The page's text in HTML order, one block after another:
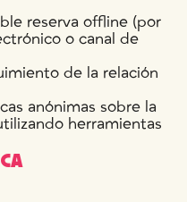
reserva offline (por
o canal de
de la relación
anónimas sobre la
herramientas